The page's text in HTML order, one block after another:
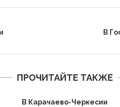
В
ПРОЧИТАЙТЕ ТАКЖЕ
В Карачаево-Черкесии